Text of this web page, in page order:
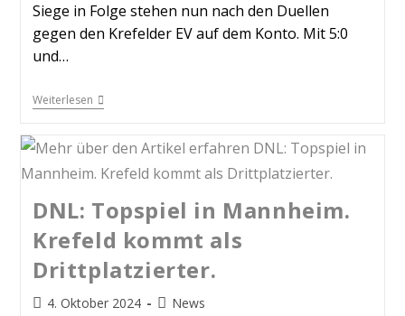
Siege in Folge stehen nun nach den Duellen
gegen den Krefelder EV auf dem Konto. Mit 5:0
und…
Weiterlesen
DNL: Topspiel in Mannheim.
Krefeld kommt als
Drittplatzierter.
4. Oktober 2024 News